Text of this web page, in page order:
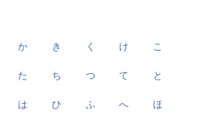
か き く け こ
た ち つ て と
は ひ ふ へ ほ